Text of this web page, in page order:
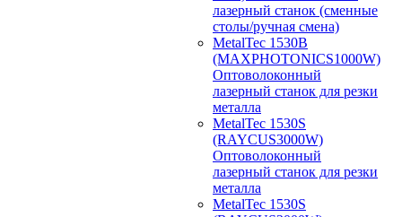
лазерный станок (сменные
столы/ручная смена)
MetalTec 1530B
(MAXPHOTONICS1000W)
Оптоволоконный
лазерный станок для резки
металла
MetalTec 1530S
(RAYCUS3000W)
Оптоволоконный
лазерный станок для резки
металла
MetalTec 1530S